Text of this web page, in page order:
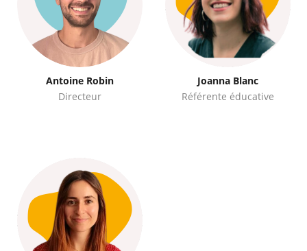
Antoine Robin
Directeur
Joanna Blanc
Référente éducative